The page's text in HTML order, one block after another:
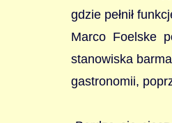
gdzie pełnił
Marco Foelske
stanowiska
gastronomii,